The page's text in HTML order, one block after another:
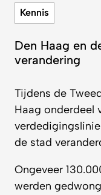
Kennis
Den Haag en
verandering
Tijdens de
Haag onderdeel
de stad
Ongeveer
werden